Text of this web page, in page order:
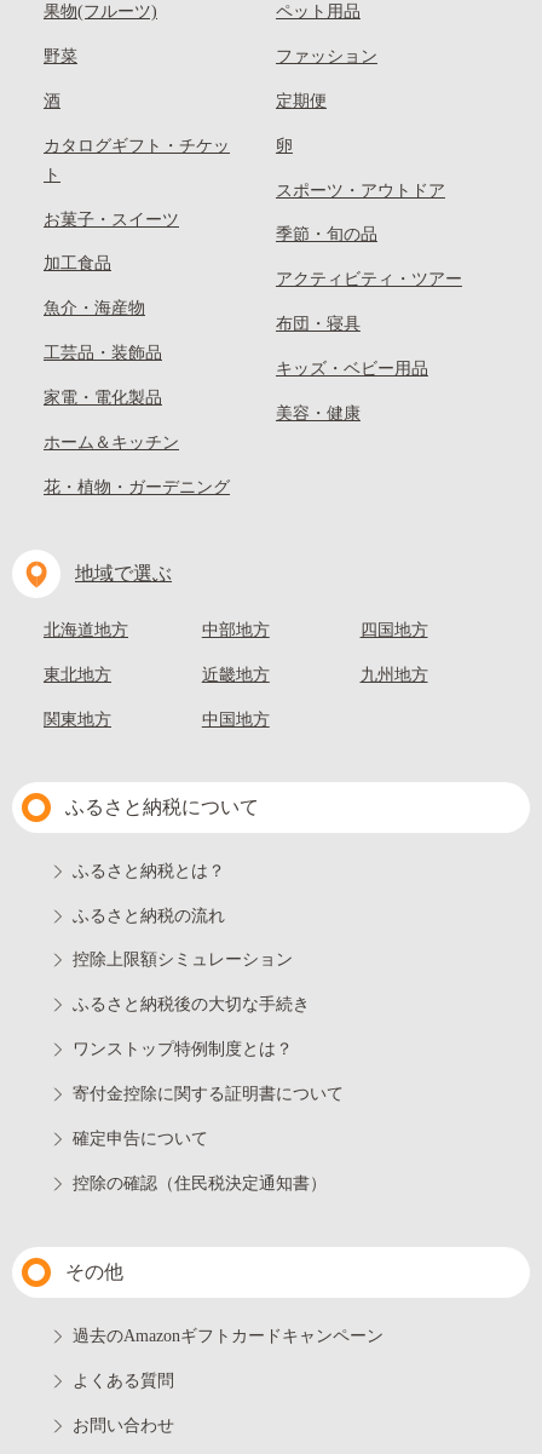
果物(フルーツ)
野菜
酒
カタログギフト・チケッ
ト
お菓子・スイーツ
加工食品
魚介・海産物
工芸品・装飾品
家電・電化製品
ホーム＆キッチン
花・植物・ガーデニング
ペット用品
ファッション
定期便
卵
スポーツ・アウトドア
季節・旬の品
アクティビティ・ツアー
布団・寝具
キッズ・ベビー用品
美容・健康
地域で選ぶ
北海道地方
東北地方
関東地方
中部地方
近畿地方
中国地方
四国地方
九州地方
ふるさと納税について
ふるさと納税とは？
ふるさと納税の流れ
控除上限額シミュレーション
ふるさと納税後の大切な手続き
ワンストップ特例制度とは？
寄付金控除に関する証明書について
確定申告について
控除の確認（住民税決定通知書）
その他
過去のAmazonギフトカードキャンペーン
よくある質問
お問い合わせ